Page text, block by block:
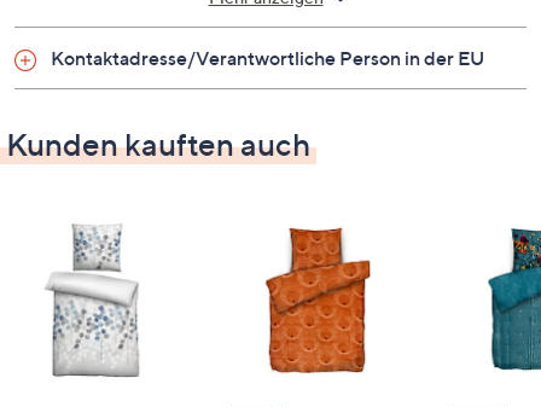
Baumwoll-Seersucker
Design: Blumenwiese
hautsympathisch
pflegeleicht
Material
100 % Baumwolle, gewebt
Pflege
Kontaktadresse/Verantwortliche Person in der EU
Kunden kauften auch